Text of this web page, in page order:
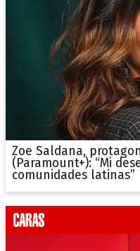
Zoe Saldana,
(Paramount+): “Mi
comunidades latinas”